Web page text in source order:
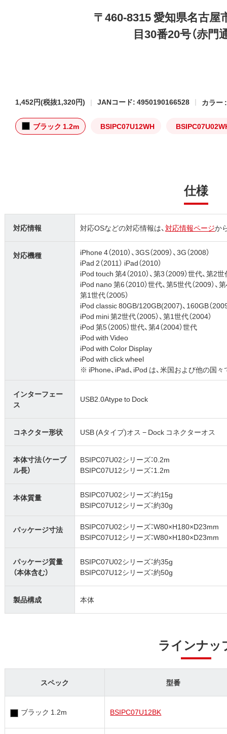
〒460-8315 愛知県名古屋
目30番20号（赤門
1,452円(税抜1,320円) JANコード: 4950190166528 カラー :
ブラック 1.2m BSIPC07U12WH
仕様
対応情報 対応OSなどの対応情報は、対応情報ページか
対応機種
iPhone 4（2010）、3GS（2009）、3G（2008）
iPad 2（2011） iPad（2010）
iPod touch 第4（2010）、第3（2009）世代、第2世
iPod nano 第6（2010）世代、第5世代（2009）、
第1世代（2005）
iPod classic 80GB/120GB(2007)、160GB（
iPod mini 第2世代（2005）、第1世代（2004）
iPod 第5（2005）世代、第4（2004）世代
iPod with Video
iPod with Color Display
iPod with click wheel
※ iPhone、iPad、iPod は、米国および他の国
インターフェー
ス
USB2.0Atype to Dock
コネクター形状 USB (Aタイプ)オス − Dock コネクターオス
本体寸法（ケーブ
ル長）
BSIPC07U02シリーズ：0.2m
BSIPC07U12シリーズ：1.2m
本体質量
BSIPC07U02シリーズ：約15g
BSIPC07U12シリーズ：約30g
パッケージ寸法
BSIPC07U02シリーズ：W80×H180×D23mm
BSIPC07U12シリーズ：W80×H180×D23mm
パッケージ質量
（本体含む）
BSIPC07U02シリーズ：約35g
BSIPC07U12シリーズ：約50g
製品構成 本体
ラインナッ
スペック 型番
ブラック 1.2m BSIPC07U12BK